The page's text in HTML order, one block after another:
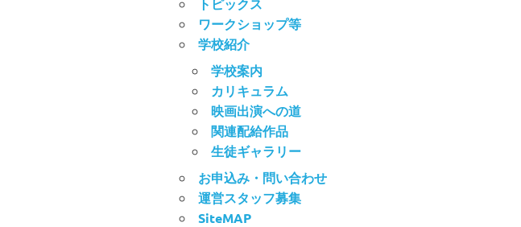
トピックス
ワークショップ等
学校紹介
学校案内
カリキュラム
映画出演への道
関連配給作品
生徒ギャラリー
お申込み・問い合わせ
運営スタッフ募集
SiteMAP